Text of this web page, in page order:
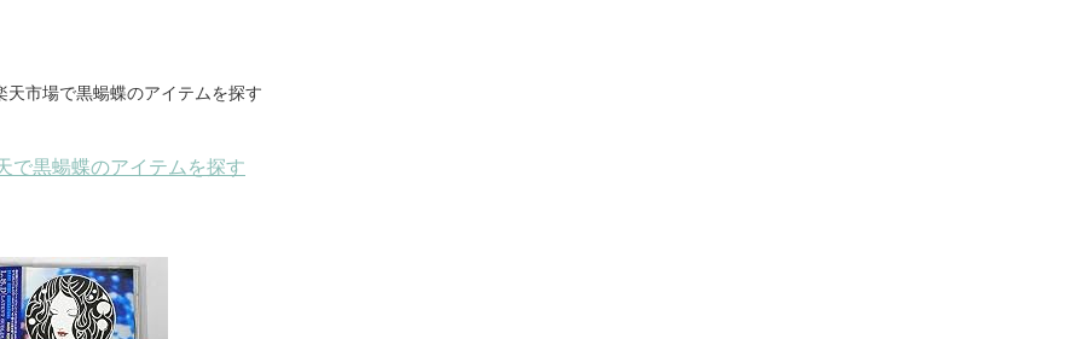
市場で黒蝪蝶のアイテムを探す